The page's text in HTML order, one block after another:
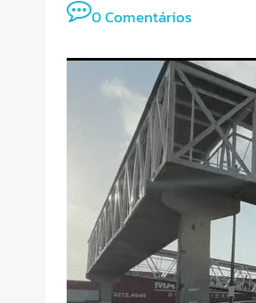
0 Comentários